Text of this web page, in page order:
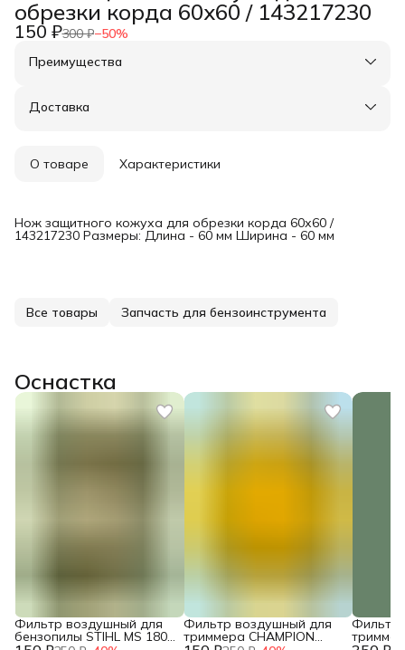
обрезки корда 60х60 / 143217230
150 ₽300 ₽−50%
Преимущества
Оплата частями в Сплит
Удобный возврат
Доставка
О товаре Характеристики
Нож защитного кожуха для обрезки корда 60х60 /
143217230 Размеры: Длина - 60 мм Ширина - 60 мм
Все товары Запчасть для бензоинструмента
Оснастка
Фильтр воздушный для
бензопилы STIHL MS 180
Фильтр воздушный для
триммера CHAMPION
Фильтр